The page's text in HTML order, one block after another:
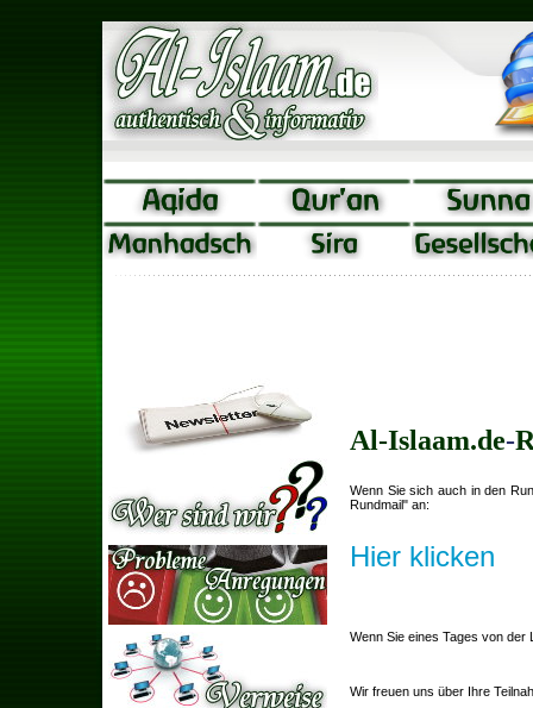
Al-Islaam.de-
Wenn Sie sich auch in den
Rundmail" an:
Hier klicken
Wenn Sie eines Tages von
Wir freuen uns über Ihre